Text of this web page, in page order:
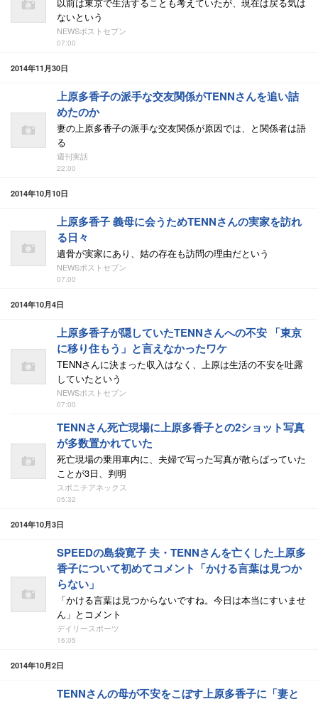
ないという
NEWSポストセブン
07:00
2014年11月30日
上原多香子の派手な交友関係がTENNさんを追い詰
めたのか
妻の上原多香子の派手な交友関係が原因では、と関係者は語
る
週刊実話
22:00
2014年10月10日
上原多香子 義母に会うためTENNさんの実家を訪れ
る日々
遺骨が実家にあり、姑の存在も訪問の理由だという
NEWSポストセブン
07:00
2014年10月4日
上原多香子が隠していたTENNさんへの不安 「東京
に移り住もう」と言えなかったワケ
TENNさんに決まった収入はなく、上原は生活の不安を吐露
していたという
NEWSポストセブン
07:00
TENNさん死亡現場に上原多香子との2ショット写真
が多数置かれていた
死亡現場の乗用車内に、夫婦で写った写真が散らばっていた
ことが3日、判明
スポニチアネックス
05:32
2014年10月3日
SPEEDの島袋寛子 夫・TENNさんを亡くした上原多
香子について初めてコメント「かける言葉は見つか
らない」
「かける言葉は見つからないですね。今日は本当にすいませ
ん」とコメント
デイリースポーツ
16:05
2014年10月2日
TENNさんの母が不安をこぼす上原多香子に「妻と